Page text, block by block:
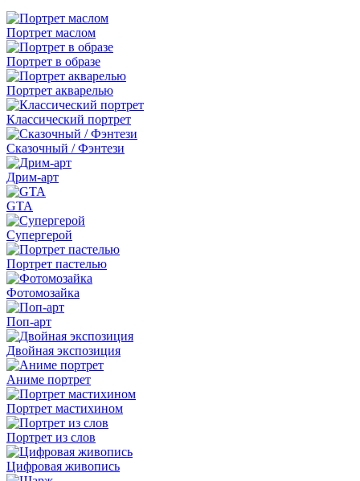
Портрет маслом
Портрет в образе
Портрет акварелью
Классический портрет
Сказочный / Фэнтези
Дрим-арт
GTA
Супергерой
Портрет пастелью
Фотомозайка
Поп-арт
Двойная экспозиция
Аниме портрет
Портрет мастихином
Портрет из слов
Цифровая живопись